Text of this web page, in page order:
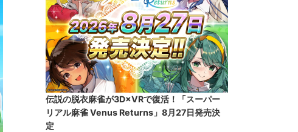
伝説の脱衣麻雀が3D×VRで復活！「スーパー
リアル麻雀 Venus Returns」8月27日発売決
定